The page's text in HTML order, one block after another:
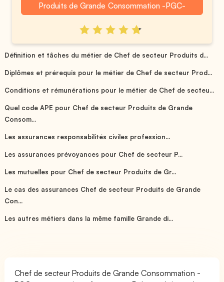
Produits de Grande Consommation -PGC-
Définition et tâches du métier de Chef de secteur Produits d...
Diplômes et prérequis pour le métier de Chef de secteur Prod...
Conditions et rémunérations pour le métier de Chef de secteu...
Quel code APE pour Chef de secteur Produits de Grande
Consom...
Les assurances responsabilités civiles profession...
Les assurances prévoyances pour Chef de secteur P...
Les mutuelles pour Chef de secteur Produits de Gr...
Le cas des assurances Chef de secteur Produits de Grande
Con...
Les autres métiers dans la même famille Grande di...
Chef de secteur Produits de Grande Consommation -